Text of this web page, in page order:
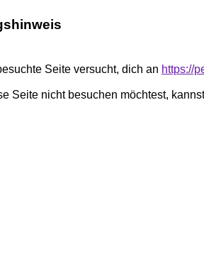
Seite versucht, dich an https://
Seite nicht besuchen möchtest,